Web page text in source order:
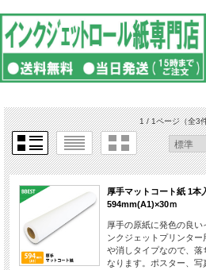
1 / 1ページ（全3
厚手マットコート紙 1
594mm(A1)×30ｍ
厚手の原紙に発色の良
ンクジェットプリンタ
や消しタイプなので、落
なります。ポスター、写